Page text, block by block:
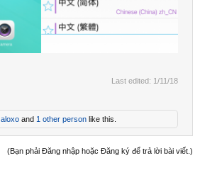
Last edited: 1/11/18
aloxo and 1 other person like this.
(Bạn phải Đăng nhập hoặc Đăng ký để trả lời bài viết.)